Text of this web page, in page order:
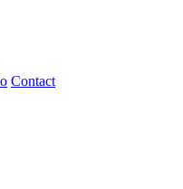
Contact